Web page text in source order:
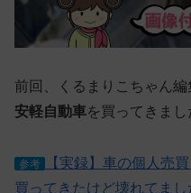
前回、くるまりこちゃん
安軽自動車を買ってきまし
参考
【実録】車の個人売
買ってきたけど壊れてまし